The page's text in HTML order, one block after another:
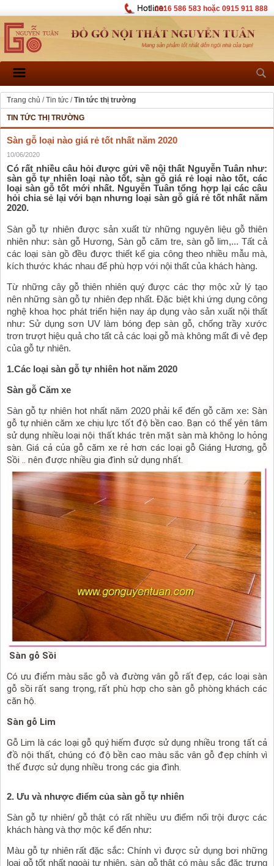
0916 586 583 hoặc 0915 911 888
Trang chủ /Tin tức /Tin tức thị trường
TIN TỨC THỊ TRƯỜNG
Sàn gỗ loại nào giá rẻ tốt nhất năm 2020
10/06/2020
Có rất nhiều câu hỏi được gửi về nội thất Nguyễn Tuân như:
sàn gỗ tự nhiên loại nào tốt, sàn gỗ giá rẻ loại nào tốt, các
loại sàn gỗ tốt mới nhất. Nguyễn Tuân tổng hợp lại các câu
hỏi chia sẻ lại với bạn nhưng loại sàn gỗ giá rẻ tốt nhất năm
2020.
Sàn gỗ tự nhiên được sản xuất từ những nguyên liệu gỗ thiên
nhiên như: sàn gỗ Hương, Sàn gỗ căm tre, sàn gỗ lim,... Tất cả
các loại sàn gồ đều được thiết kế gia công theo nhiều mẫu mà,
kích thước khác nhau để phù hợp với nội thất của khách hàng.
Từ những cây gỗ thiên nhiên quý được các thợ mộc xử lý tạo
nên những sàn gỗ tự nhiên đẹp nhất. Đặc biệt khi ứng dụng công
nghệ khoa học phát triển hiện nay áp dụng vào sản xuất nội thất
như: Sử dụng sơn UV làm bóng đẹp sàn gỗ, chống trầy xước
trơn trượt hiệu quả cho tất cả các loại gỗ mà không mất đi vẻ đẹp
của gỗ tự nhiên.
1.Các loại sàn gỗ tự nhiên hot năm 2020
Sàn gỗ Căm xe
Sàn gỗ tự nhiên hot nhất năm 2020 phải kể đến gỗ căm xe: Sàn
gỗ tự nhiên căm xe chịu lực tốt độ bền cao. Bạn có thể yên tâm
sử dụng nhiều loại nội thất khác trên mặt sàn mà không lo hỏng
sàn. Giá cả của gỗ căm xe rẻ hơn các loại gỗ Giáng Hương, gỗ
Sồi .. nên được nhiều gia đình sử dụng nhất.
Sàn gỗ Sồi
Có ưu điểm màu sắc gỗ và đường vân gỗ rất đẹp, các loại sàn
gỗ sồi rất sang trọng, rất phù hợp cho sàn gỗ phòng khách các
căn hộ.
Sàn gỗ Lim
Gỗ Lim là các loại gỗ quý hiếm được sử dụng nhiều trong tất cả
đồ nội thất, chúng có độ bền cao màu sắc vân gỗ đẹp chính vì
thế được sử dụng nhiều trong các gia đình.
2. Ưu và nhược điểm của sàn gỗ tự nhiên
Sàn gỗ tự nhiên/ gỗ thật có rất nhiều ưu điểm nổi trội được các
khách hàng và thợ mộc kể đến như:
Màu gỗ tự nhiên rất đặc sắc: Chính vì được sử dụng bơi những
loại gỗ tốt nhất ngoài tự nhiên, sàn gỗ thật có màu sắc đặc trưng